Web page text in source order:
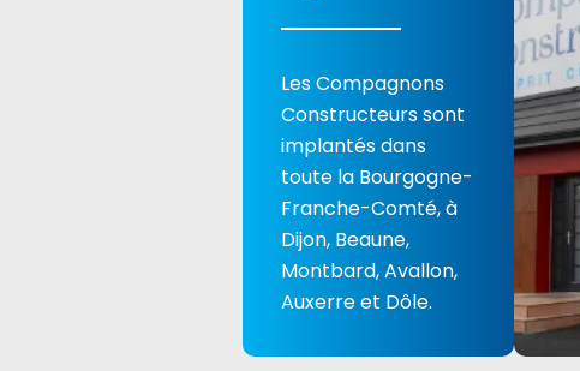
Les Compagnons
Constructeurs sont
implantés dans
toute la Bourgogne-
Franche-Comté, à
Dijon, Beaune,
Montbard, Avallon,
Auxerre et Dôle.